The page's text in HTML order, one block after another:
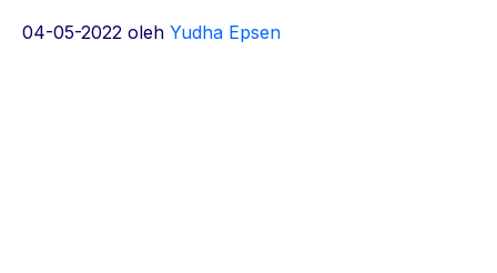
04-05-2022 oleh Yudha Epsen